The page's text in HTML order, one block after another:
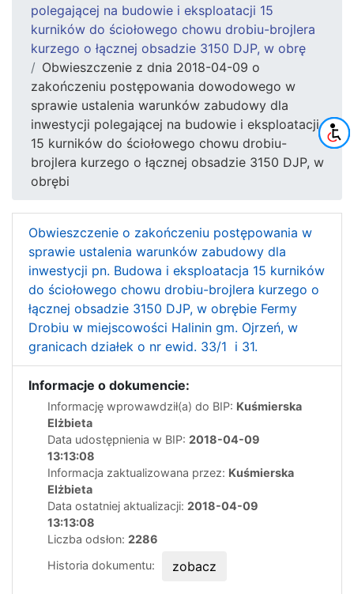
polegającej na budowie i eksploatacji 15
kurników do ściołowego chowu drobiu-brojlera
kurzego o łącznej obsadzie 3150 DJP, w obrę
Obwieszczenie z dnia 2018-04-09 o
zakończeniu postępowania dowodowego w
sprawie ustalenia warunków zabudowy dla
inwestycji polegającej na budowie i eksploatacji
15 kurników do ściołowego chowu drobiu-
brojlera kurzego o łącznej obsadzie 3150 DJP, w
obrębi
Obwieszczenie o zakończeniu postępowania w
sprawie ustalenia warunków zabudowy dla
inwestycji pn. Budowa i eksploatacja 15 kurników
do ściołowego chowu drobiu-brojlera kurzego o
łącznej obsadzie 3150 DJP, w obrębie Fermy
Drobiu w miejscowości Halinin gm. Ojrzeń, w
granicach działek o nr ewid. 33/1 i 31.
Informacje o dokumencie:
Informację wprowawdził(a) do BIP: Kuśmierska
Elżbieta
Data udostępnienia w BIP: 2018-04-09
13:13:08
Informacja zaktualizowana przez: Kuśmierska
Elżbieta
Data ostatniej aktualizacji: 2018-04-09
13:13:08
Liczba odsłon: 2286
Historia dokumentu:
zobacz